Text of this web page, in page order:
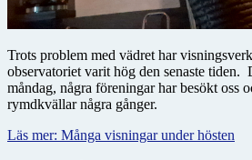
Trots problem med vädret har
observatoriet varit hög den senaste
måndag, några föreningar har besökt oss
rymdkvällar några gånger.
Läs mer: Många visningar under hösten